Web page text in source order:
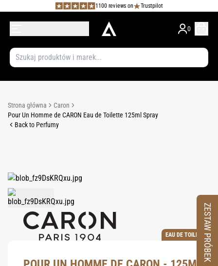
1100 reviews on Trustpilot
0
Strona główna
Caron
Pour Un Homme de CARON Eau de Toilette 125ml Spray
Back to Perfumy
EAU DE TOILETTEZESTAW PRÓBEK